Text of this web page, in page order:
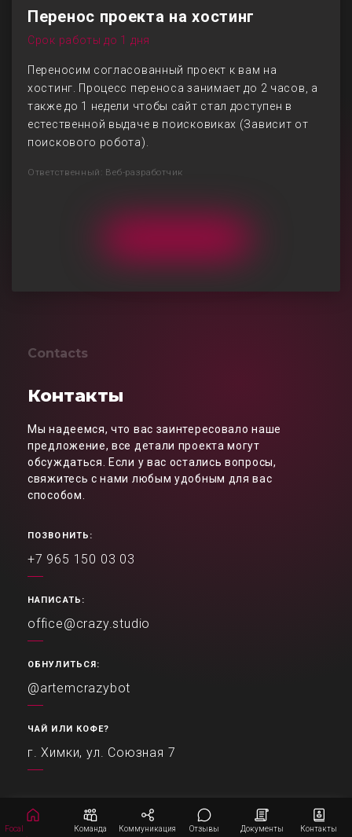
Focal
Команда Коммуникация Отзывы Документы Контакты
Перенос проекта на хостинг
Срок работы до 1 дня
Переносим согласованный проект к вам на
хостинг. Процесс переноса занимает до 2 часов, а
также до 1 недели чтобы сайт стал доступен в
естественной выдаче в поисковиках (Зависит от
поискового робота).
Ответственный: Веб-разработчик
Contacts
Контакты
Мы надеемся, что вас заинтересовало наше
предложение, все детали проекта могут
обсуждаться. Если у вас остались вопросы,
свяжитесь с нами любым удобным для вас
способом.
ПОЗВОНИТЬ:
+7 965 150 03 03
НАПИСАТЬ:
office@crazy.studio
ОБНУЛИТЬСЯ:
@artemcrazybot
ЧАЙ ИЛИ КОФЕ?
г. Химки, ул. Союзная 7